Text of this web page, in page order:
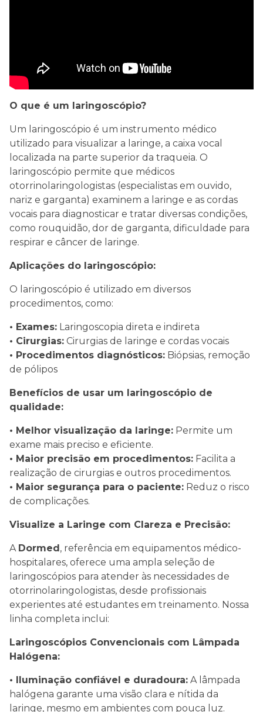
O que é um laringoscópio?
Um laringoscópio é um instrumento médico
utilizado para visualizar a laringe, a caixa vocal
localizada na parte superior da traqueia. O
laringoscópio permite que médicos
otorrinolaringologistas (especialistas em ouvido,
nariz e garganta) examinem a laringe e as cordas
vocais para diagnosticar e tratar diversas condições,
como rouquidão, dor de garganta, dificuldade para
respirar e câncer de laringe.
Aplicações do laringoscópio:
O laringoscópio é utilizado em diversos
procedimentos, como:
• Exames: Laringoscopia direta e indireta
• Cirurgias: Cirurgias de laringe e cordas vocais
• Procedimentos diagnósticos: Biópsias, remoção
de pólipos
Benefícios de usar um laringoscópio de
qualidade:
• Melhor visualização da laringe: Permite um
exame mais preciso e eficiente.
• Maior precisão em procedimentos: Facilita a
realização de cirurgias e outros procedimentos.
• Maior segurança para o paciente: Reduz o risco
de complicações.
Visualize a Laringe com Clareza e Precisão:
A Dormed , referência em equipamentos médico-
hospitalares, oferece uma ampla seleção de
laringoscópios para atender às necessidades de
otorrinolaringologistas, desde profissionais
experientes até estudantes em treinamento. Nossa
linha completa inclui:
Laringoscópios Convencionais com Lâmpada
Halógena:
• Iluminação confiável e duradoura: A lâmpada
halógena garante uma visão clara e nítida da
laringe, mesmo em ambientes com pouca luz.